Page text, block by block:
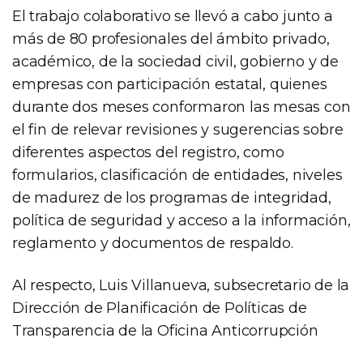
El trabajo colaborativo se llevó a cabo junto a
más de 80 profesionales del ámbito privado,
académico, de la sociedad civil, gobierno y de
empresas con participación estatal, quienes
durante dos meses conformaron las mesas con
el fin de relevar revisiones y sugerencias sobre
diferentes aspectos del registro, como
formularios, clasificación de entidades, niveles
de madurez de los programas de integridad,
política de seguridad y acceso a la información,
reglamento y documentos de respaldo.
Al respecto, Luis Villanueva, subsecretario de la
Dirección de Planificación de Políticas de
Transparencia de la Oficina Anticorrupción